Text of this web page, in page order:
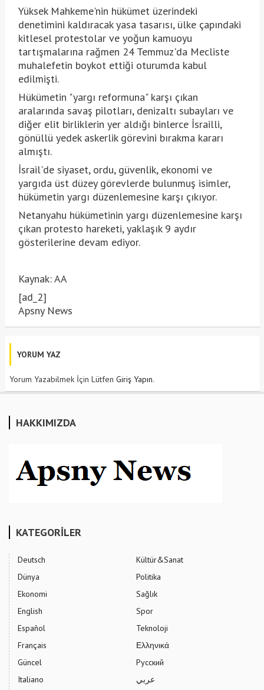
Yüksek Mahkeme'nin hükümet üzerindeki
denetimini kaldıracak yasa tasarısı, ülke çapındaki
kitlesel protestolar ve yoğun kamuoyu
tartışmalarına rağmen 24 Temmuz'da Mecliste
muhalefetin boykot ettiği oturumda kabul
edilmişti.
Hükümetin "yargı reformuna" karşı çıkan
aralarında savaş pilotları, denizaltı subayları ve
diğer elit birliklerin yer aldığı binlerce İsrailli,
gönüllü yedek askerlik görevini bırakma kararı
almıştı.
İsrail'de siyaset, ordu, güvenlik, ekonomi ve
yargıda üst düzey görevlerde bulunmuş isimler,
hükümetin yargı düzenlemesine karşı çıkıyor.
Netanyahu hükümetinin yargı düzenlemesine karşı
çıkan protesto hareketi, yaklaşık 9 aydır
gösterilerine devam ediyor.
Kaynak: AA
[ad_2]
Apsny News
YORUM YAZ
Yorum Yazabilmek İçin Lütfen Giriş Yapın.
HAKKIMIZDA
KATEGORİLER
Deutsch
Dünya
Ekonomi
English
Español
Français
Güncel
Italiano
Kültür&Sanat
Politika
Sağlık
Spor
Teknoloji
Ελληνικά
Русский
عربي